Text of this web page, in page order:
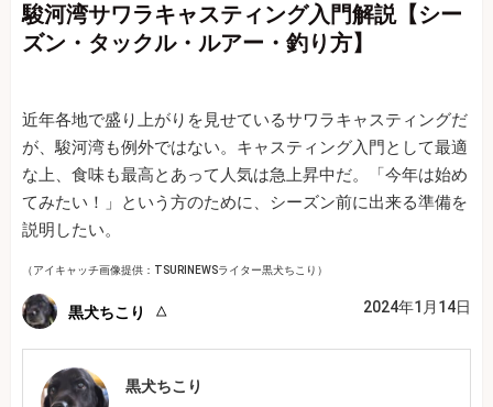
駿河湾サワラキャスティング入門解説【シー
ズン・タックル・ルアー・釣り方】
近年各地で盛り上がりを見せているサワラキャスティングだ
が、駿河湾も例外ではない。キャスティング入門として最適
な上、食味も最高とあって人気は急上昇中だ。「今年は始め
てみたい！」という方のために、シーズン前に出来る準備を
説明したい。
（アイキャッチ画像提供：TSURINEWSライター黒犬ちこり）
黒犬ちこり 2024年1月14日
黒犬ちこり